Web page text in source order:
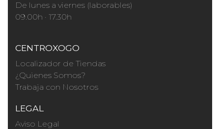
De lunes a viernes (laborables)
09.00h · 17.30h
CENTROXOGO
Localizador de Tiendas
¿Quienes Somos?
Trabaja con Nosotros
LEGAL
Aviso Legal